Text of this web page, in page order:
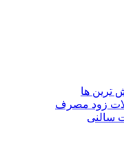
ترین ها
زود مصرف
سالنی